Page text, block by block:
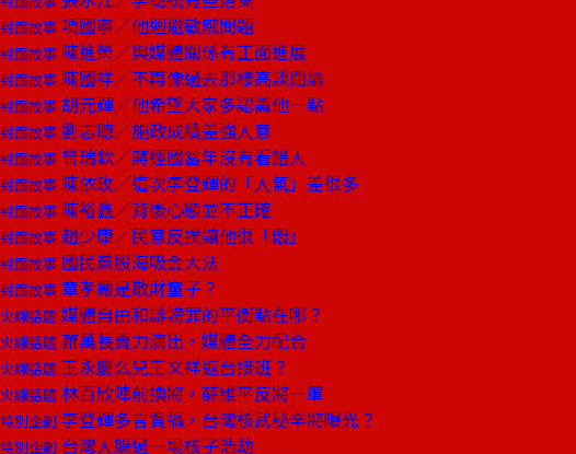
封面故事 項國寧／他迴避敏感問題
封面故事 陳進榮／與媒體關係有正面進展
封面故事 陳國祥／不再像過去那樣高談闊論
封面故事 胡元輝／他希望大家多認識他一點
封面故事 劉志聰／施政成績差強人意
封面故事 曾瑞欽／蔣經國當年沒有看錯人
封面故事 陳依玫／這次李登輝的「人氣」差很多
封面故事 陳裕鑫／背後心態並不正確
封面故事 趙少康／民意反撲讓他很「悶」
封面故事 國民黨股海吸金大法
封面故事 章孝嚴是散財童子？
火線話題 媒體自由和誹謗罪的平衡點在哪？
火線話題 蕭萬長賣力演出，媒體全力配合
火線話題 王永慶么兒王文祥返台接班？
火線話題 林百欣陣前換將，薛維平反將一軍
特別企劃 李登輝多言賈禍，台灣核武秘辛將曝光？
特別企劃 台灣人躲過一場核子浩劫